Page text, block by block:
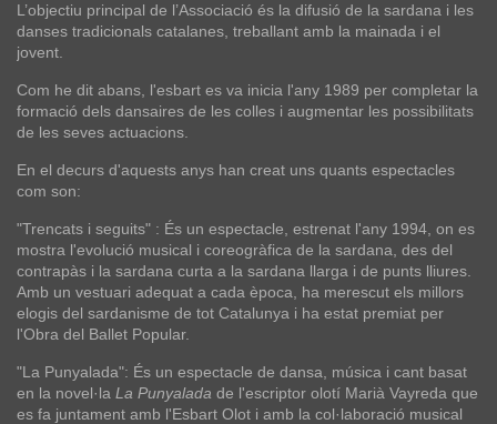
L’objectiu principal de l’Associació és la difusió de la sardana i les
danses tradicionals catalanes, treballant amb la mainada i el
jovent.
Com he dit abans, l'esbart es va inicia l'any 1989 per completar la
formació dels dansaires de les colles i augmentar les possibilitats
de les seves actuacions.
En el decurs d'aquests anys han creat uns quants espectacles
com son:
"Trencats i seguits" : És un espectacle, estrenat l'any 1994, on es
mostra l'evolució musical i coreogràfica de la sardana, des del
contrapàs i la sardana curta a la sardana llarga i de punts lliures.
Amb un vestuari adequat a cada època, ha merescut els millors
elogis del sardanisme de tot Catalunya i ha estat premiat per
l'Obra del Ballet Popular.
"La Punyalada": És un espectacle de dansa, música i cant basat
en la novel·la La Punyalada de l'escriptor olotí Marià Vayreda que
es fa juntament amb l'Esbart Olot i amb la col·laboració musical